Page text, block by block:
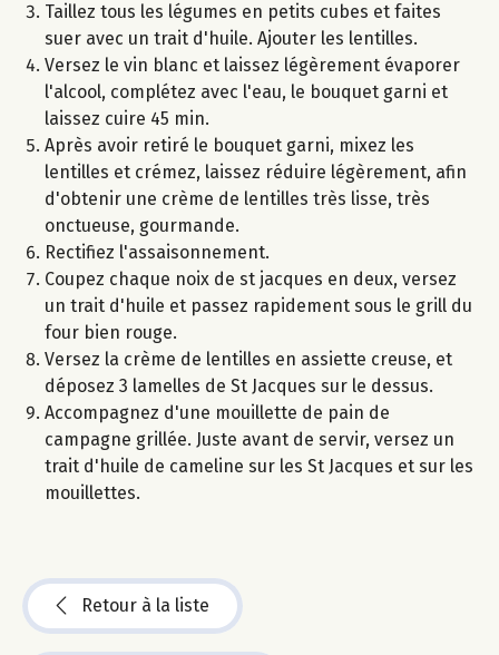
Taillez tous les légumes en petits cubes et faites
suer avec un trait d'huile. Ajouter les lentilles.
Versez le vin blanc et laissez légèrement évaporer
l'alcool, complétez avec l'eau, le bouquet garni et
laissez cuire 45 min.
Après avoir retiré le bouquet garni, mixez les
lentilles et crémez, laissez réduire légèrement, afin
d'obtenir une crème de lentilles très lisse, très
onctueuse, gourmande.
Rectifiez l'assaisonnement.
Coupez chaque noix de st jacques en deux, versez
un trait d'huile et passez rapidement sous le grill du
four bien rouge.
Versez la crème de lentilles en assiette creuse, et
déposez 3 lamelles de St Jacques sur le dessus.
Accompagnez d'une mouillette de pain de
campagne grillée. Juste avant de servir, versez un
trait d'huile de cameline sur les St Jacques et sur les
mouillettes.
Retour à la liste